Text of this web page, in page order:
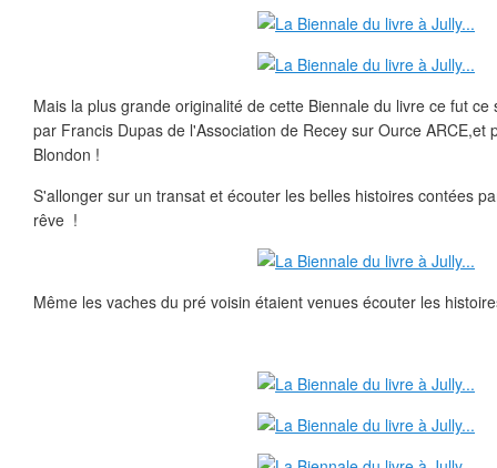
Mais la plus grande originalité de cette Biennale du livre ce fut
par Francis Dupas de l'Association de Recey sur Ource ARCE,et
Blondon !
S'allonger sur un transat et écouter les belles histoires contées
rêve !
Même les vaches du pré voisin étaient venues écouter les